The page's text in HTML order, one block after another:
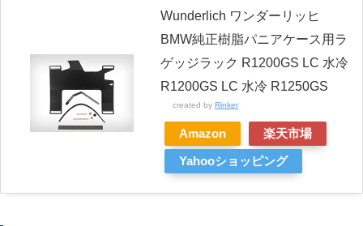
Wunderlich ワンダーリッヒ
BMW純正樹脂パニアケース用ラ
ゲッジラック R1200GS LC 水冷
R1200GS LC 水冷 R1250GS
created by Rinker
Amazon 楽天市場
Yahooショッピング